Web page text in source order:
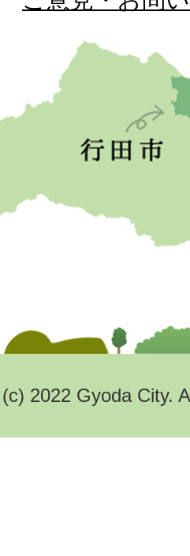
2022 Gyoda City.